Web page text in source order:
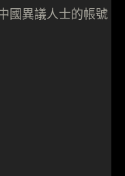
國異議人士的帳號